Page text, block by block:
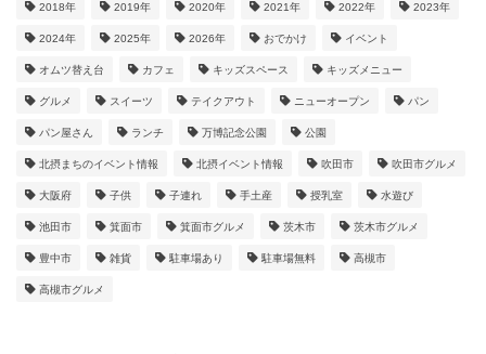
2018年 2019年 2020年 2021年 2022年 2023年
2024年 2025年 2026年 おでかけ イベント
オムツ替え台 カフェ キッズスペース キッズメニュー
グルメ スイーツ テイクアウト ニューオープン パン
パン屋さん ランチ 万博記念公園 公園
北摂まちのイベント情報 北摂イベント情報 吹田市 吹田市グルメ
大阪府 子供 子連れ 手土産 授乳室 水遊び
池田市 箕面市 箕面市グルメ 茨木市 茨木市グルメ
豊中市 雑貨 駐車場あり 駐車場無料 高槻市
高槻市グルメ